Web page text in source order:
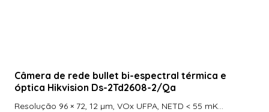
Câmera de rede bullet bi-espectral térmica e
óptica Hikvision Ds-2Td2608-2/Qa
Resolução 96 × 72, 12 µm, VOx UFPA, NETD < 55 mK...